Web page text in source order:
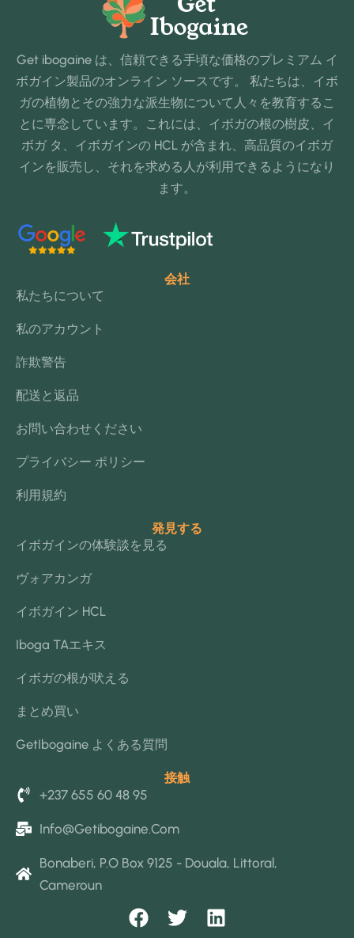
Get ibogaine は、信頼できる手頃な価格のプレミアム イ
ボガイン製品のオンライン ソースです。 私たちは、イボ
ガの植物とその強力な派生物について人々を教育するこ
とに専念しています。これには、イボガの根の樹皮、イ
ボガ タ、イボガインの HCL が含まれ、高品質のイボガ
インを販売し、それを求める人が利用できるようになり
ます。
会社
私たちについて
私のアカウント
詐欺警告
配送と返品
お問い合わせください
プライバシー ポリシー
利用規約
発見する
イボガインの体験談を見る
ヴォアカンガ
イボガイン HCL
Iboga TAエキス
イボガの根が吠える
まとめ買い
GetIbogaine よくある質問
接触
+237 655 60 48 95
Info@getibogaine.com
Bonaberi, P.O Box 9125 - Douala, Littoral,
Cameroun
F
T
L